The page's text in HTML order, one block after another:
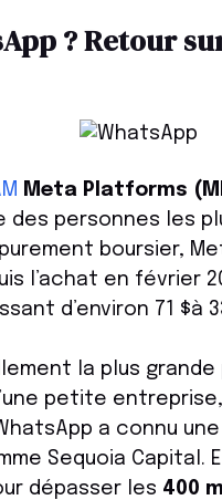
? Retour
Meta Platforms
personnes les
purement boursier,
l’achat en février
d’environ 71 $à
la plus
petite
WhatsApp a connu
Sequoia Capital.
dépasser les 400